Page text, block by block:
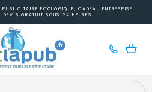
ÉCOLOGIQUE, CADEAU ENTREPRISE
GRATUIT SOUS 24 HEURES